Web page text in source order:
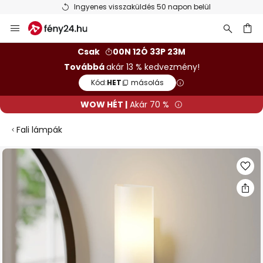
Ingyenes visszaküldés 50 napon belül
Ugrás
a
Csak
00N 12Ó 33P 23M
Továbbáakár 13 % kedvezmény!
Kód:HET másolás
WOW HÉT | Akár 70 %
Fali lámpák
Ugrás
képgaléria
végére